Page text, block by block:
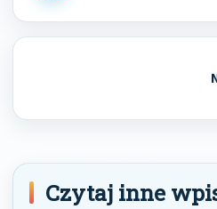
Czytaj inne